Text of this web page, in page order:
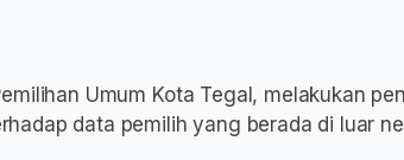
Umum Kota Tegal, melakukan
data pemilih yang berada di luar